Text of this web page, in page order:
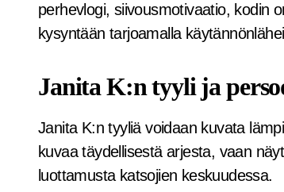
perhevlogi, siivousmotivaatio, kodin
kysyntään tarjoamalla
Janita K:n tyyli ja
Janita K:n tyyliä voidaan kuvata
kuvaa täydellisestä arjesta, vaan
luottamusta katsojien keskuudessa.